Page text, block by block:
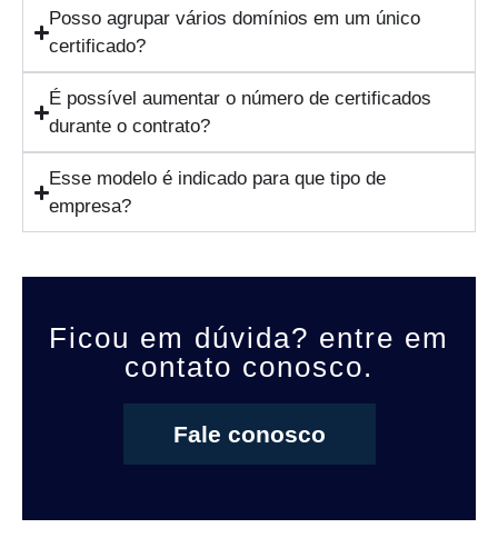
Posso agrupar vários domínios em um único
certificado?
É possível aumentar o número de certificados
durante o contrato?
Esse modelo é indicado para que tipo de
empresa?
Ficou em dúvida? entre em
contato conosco.
Fale conosco